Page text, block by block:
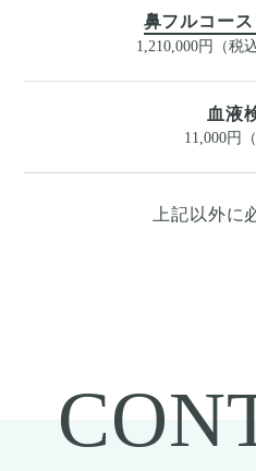
鼻フルコー
1,210,000円（税
血液
11,000円
上記以外に